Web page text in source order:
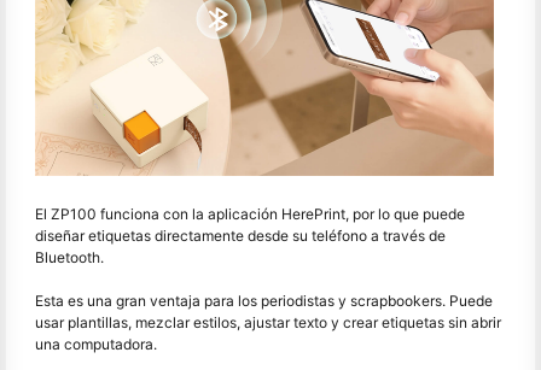
El ZP100 funciona con la aplicación HerePrint, por lo que puede
diseñar etiquetas directamente desde su teléfono a través de
Bluetooth.
Esta es una gran ventaja para los periodistas y scrapbookers. Puede
usar plantillas, mezclar estilos, ajustar texto y crear etiquetas sin abrir
una computadora.